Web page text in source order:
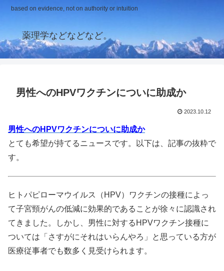
based on evidence, not on authority or intuition
薬理学などなどなど。
男性へのHPVワクチンについに助成か
2023.10.12
男性へのHPVワクチンについに助成か
とても希望が持てるニュースです。以下は、記事の抜粋で
す。
ヒトパピローマウイルス（HPV）ワクチンの接種によっ
て子宮頸がんの低減に効果的であることが徐々に認識され
てきました。しかし、男性に対するHPVワクチン接種に
ついては「さすがにそれはいらんやろ」と思っている方が
医療従事者でも数多く見受けられます。